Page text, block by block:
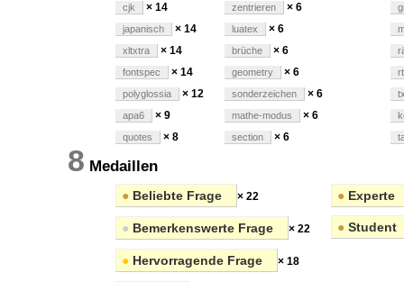
cjk × 14
japanisch × 14
xltxtra × 14
fontspec × 14
polyglossia × 12
apa6 × 9
quotes × 8
zentrieren × 6
luatex × 6
brüche × 6
geometry × 6
sonderzeichen × 6
mathe-modus × 6
section × 6
8 Medaillen
● Beliebte Frage × 22
● Bemerkenswerte Frage × 22
● Hervorragende Frage × 18
● Experte
● Student